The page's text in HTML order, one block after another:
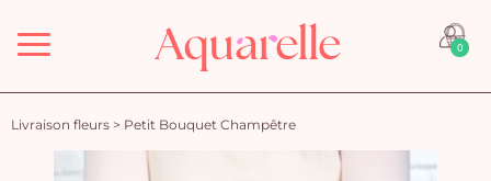
Menu 0
Livraison fleurs > Petit Bouquet Champêtre